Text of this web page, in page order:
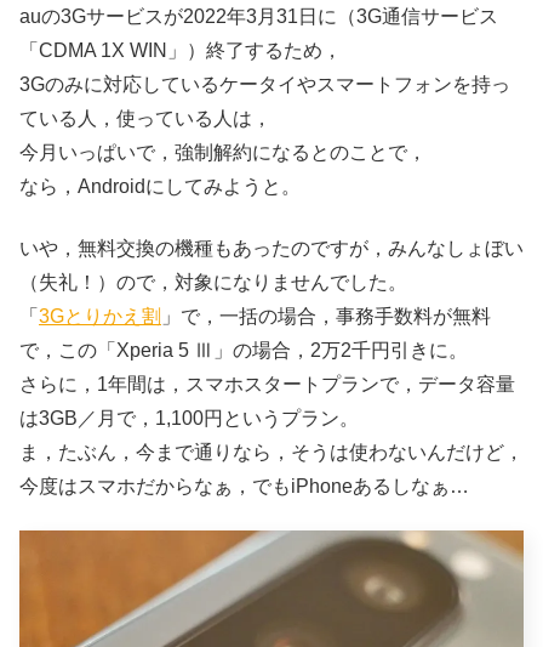
auの3Gサービスが2022年3月31日に（3G通信サービス
「CDMA 1X WIN」）終了するため，
3Gのみに対応しているケータイやスマートフォンを持っ
ている人，使っている人は，
今月いっぱいで，強制解約になるとのことで，
なら，Androidにしてみようと。
いや，無料交換の機種もあったのですが，みんなしょぼい
（失礼！）ので，対象になりませんでした。
「 3Gとりかえ割 」で，一括の場合，事務手数料が無料
で，この「Xperia 5 Ⅲ」の場合，2万2千円引きに。
さらに，1年間は，スマホスタートプランで，データ容量
は3GB／月で，1,100円というプラン。
ま，たぶん，今まで通りなら，そうは使わないんだけど，
今度はスマホだからなぁ，でもiPhoneあるしなぁ…